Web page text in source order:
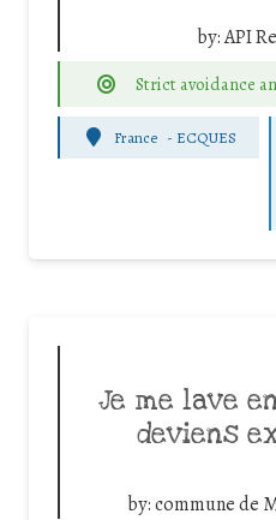
by:API
Strict avoidance
France - ECQUES
Je me lave
deviens
by:commune de